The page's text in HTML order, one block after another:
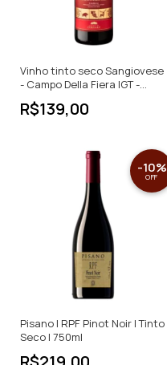
Vinho tinto seco Sangiovese
- Campo Della Fiera IGT -
R$139,00
Pisano | RPF Pinot Noir | Tinto
Seco | 750ml
-10%
OFF